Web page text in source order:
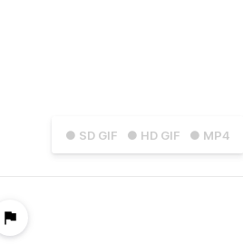
● SD GIF ● HD GIF ● MP4